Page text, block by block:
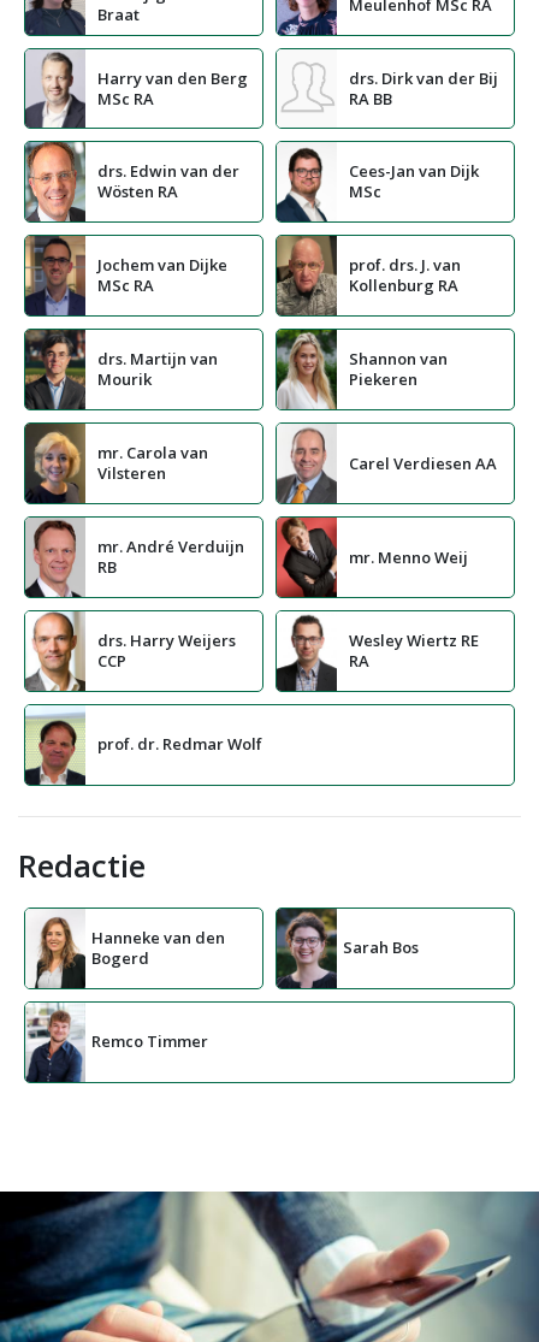
Braat
Meulenhof MSc RA
Harry van den Berg
MSc RA
drs. Dirk van der Bij
RA BB
drs. Edwin van der
Wösten RA
Cees-Jan van Dijk
MSc
Jochem van Dijke
MSc RA
prof. drs. J. van
Kollenburg RA
drs. Martijn van
Mourik
Shannon van
Piekeren
mr. Carola van
Vilsteren
Carel Verdiesen AA
mr. André Verduijn
RB
mr. Menno Weij
drs. Harry Weijers
CCP
Wesley Wiertz RE
RA
prof. dr. Redmar Wolf
Redactie
Hanneke van den
Bogerd
Sarah Bos
Remco Timmer